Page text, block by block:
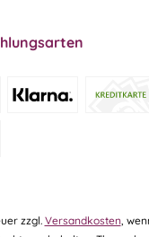
zzgl.Versandkosten,